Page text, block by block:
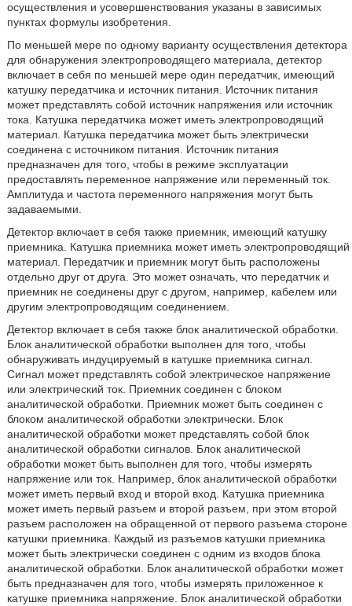
осуществления и усовершенствования указаны в зависимых
пунктах формулы изобретения.
По меньшей мере по одному варианту осуществления детектора
для обнаружения электропроводящего материала, детектор
включает в себя по меньшей мере один передатчик, имеющий
катушку передатчика и источник питания. Источник питания
может представлять собой источник напряжения или источник
тока. Катушка передатчика может иметь электропроводящий
материал. Катушка передатчика может быть электрически
соединена с источником питания. Источник питания
предназначен для того, чтобы в режиме эксплуатации
предоставлять переменное напряжение или переменный ток.
Амплитуда и частота переменного напряжения могут быть
задаваемыми.
Детектор включает в себя также приемник, имеющий катушку
приемника. Катушка приемника может иметь электропроводящий
материал. Передатчик и приемник могут быть расположены
отдельно друг от друга. Это может означать, что передатчик и
приемник не соединены друг с другом, например, кабелем или
другим электропроводящим соединением.
Детектор включает в себя также блок аналитической обработки.
Блок аналитической обработки выполнен для того, чтобы
обнаруживать индуцируемый в катушке приемника сигнал.
Сигнал может представлять собой электрическое напряжение
или электрический ток. Приемник соединен с блоком
аналитической обработки. Приемник может быть соединен с
блоком аналитической обработки электрически. Блок
аналитической обработки может представлять собой блок
аналитической обработки сигналов. Блок аналитической
обработки может быть выполнен для того, чтобы измерять
напряжение или ток. Например, блок аналитической обработки
может иметь первый вход и второй вход. Катушка приемника
может иметь первый разъем и второй разъем, при этом второй
разъем расположен на обращенной от первого разъема стороне
катушки приемника. Каждый из разъемов катушки приемника
может быть электрически соединен с одним из входов блока
аналитической обработки. Блок аналитической обработки может
быть предназначен для того, чтобы измерять приложенное к
катушке приемника напряжение. Блок аналитической обработки